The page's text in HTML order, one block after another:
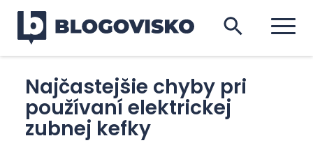
Najčastejšie chyby pri
používaní elektrickej
zubnej kefky